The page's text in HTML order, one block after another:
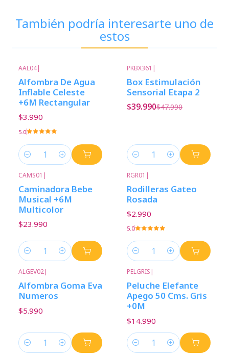
También podría interesarte uno de
estos
AAL04|
Alfombra De Agua
Inflable Celeste
+6M Rectangular
$3.990
5.0
Cantidad
PKBX361 |
Box Estimulación
Sensorial Etapa 2
$39.990$47.990
Cantidad
CAMS01 |
Caminadora Bebe
Musical +6M
Multicolor
$23.990
Cantidad
RGR01 |
Rodilleras Gateo
Rosada
$2.990
5.0
Cantidad
ALGEV02|
Alfombra Goma Eva
Numeros
$5.990
Cantidad
PELGRIS |
Peluche Elefante
Apego 50 Cms. Gris
+0M
$14.990
Cantidad